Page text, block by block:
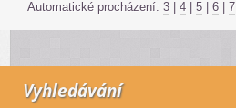
Automatické procházení: 3 | 4 | 5 | 6 | 7
Vyhledávání